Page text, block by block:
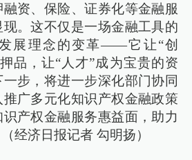
资、保险、证券化等金融服
。这不仅是一场金融工具的
展理念的变革——它让“创
品，让“人才”成为宝贵的资
步，将进一步深化部门协同
广多元化知识产权金融政策
产权金融服务惠益面，助力
经济日报记者 勾明扬）